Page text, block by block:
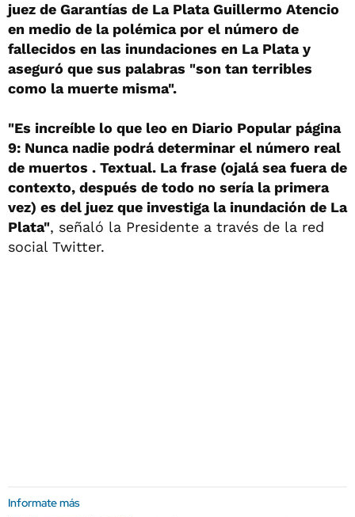
juez de Garantías de La Plata Guillermo Atencio
en medio de la polémica por el número de
fallecidos en las inundaciones en La Plata y
aseguró que sus palabras "son tan terribles
como la muerte misma".
"Es increíble lo que leo en Diario Popular página
9: Nunca nadie podrá determinar el número real
de muertos . Textual. La frase (ojalá sea fuera de
contexto, después de todo no sería la primera
vez) es del juez que investiga la inundación de La
Plata", señaló la Presidente a través de la red
social Twitter.
Informate más